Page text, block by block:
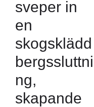
sveper in
en
skogsklädd
bergssluttni
ng,
skapande